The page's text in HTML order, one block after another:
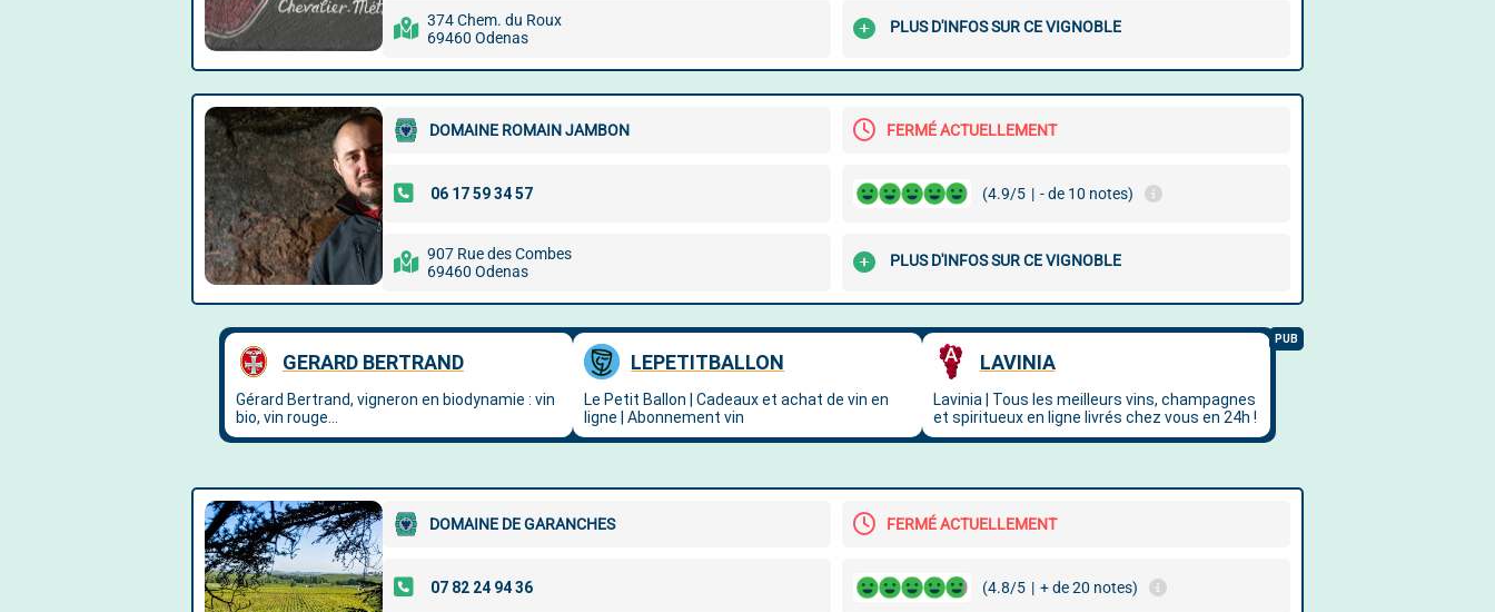
374 Chem. du Roux
69460 Odenas
PLUS D'INFOS SUR CE VIGNOBLE
DOMAINE ROMAIN JAMBON FERMÉ ACTUELLEMENT
(4.9/5 | - de 10 notes)
907 Rue des Combes
69460 Odenas
PLUS D'INFOS SUR CE VIGNOBLE
DOMAINE DE GARANCHES FERMÉ ACTUELLEMENT
(4.8/5 | + de 20 notes)